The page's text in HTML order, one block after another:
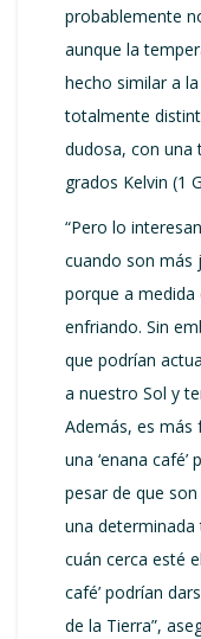
probablemente
aunque la
hecho similar a
totalmente
dudosa, con una
grados Kelvin (1
“Pero lo
cuando son más
porque a medida
enfriando. Sin
que podrían
a nuestro Sol y
Además, es más
una ‘enana
pesar de que
una
cuán cerca esté
café’ podrían
de la Tierra”,